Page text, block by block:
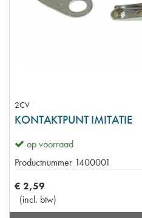
2CV
KONTAKTPUNT IMITATIE
op voorraad
Productnummer 1400001
€ 2,59
(incl. btw)